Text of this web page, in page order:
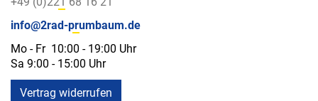
info@2rad-prumbaum.de
Mo - Fr 10:00 - 19:00 Uhr
Sa 9:00 - 15:00 Uhr
Vertrag widerrufen